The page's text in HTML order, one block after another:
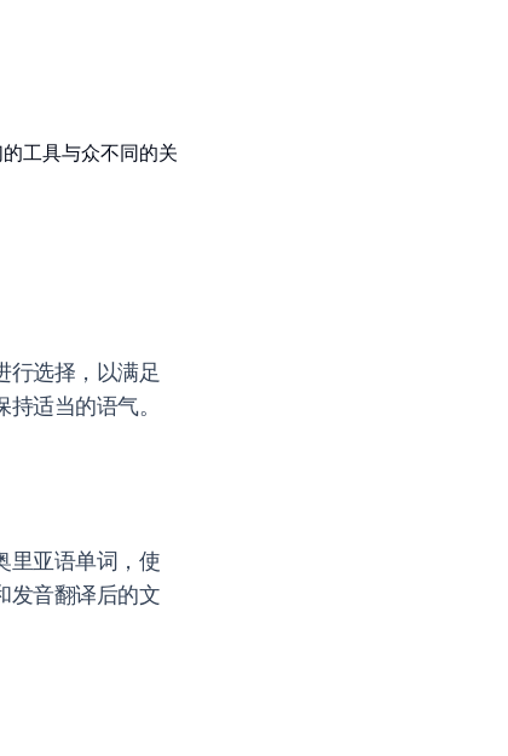
工具与众不同的关
行选择，以满足
适当的语气。
里亚语单词，使
发音翻译后的文